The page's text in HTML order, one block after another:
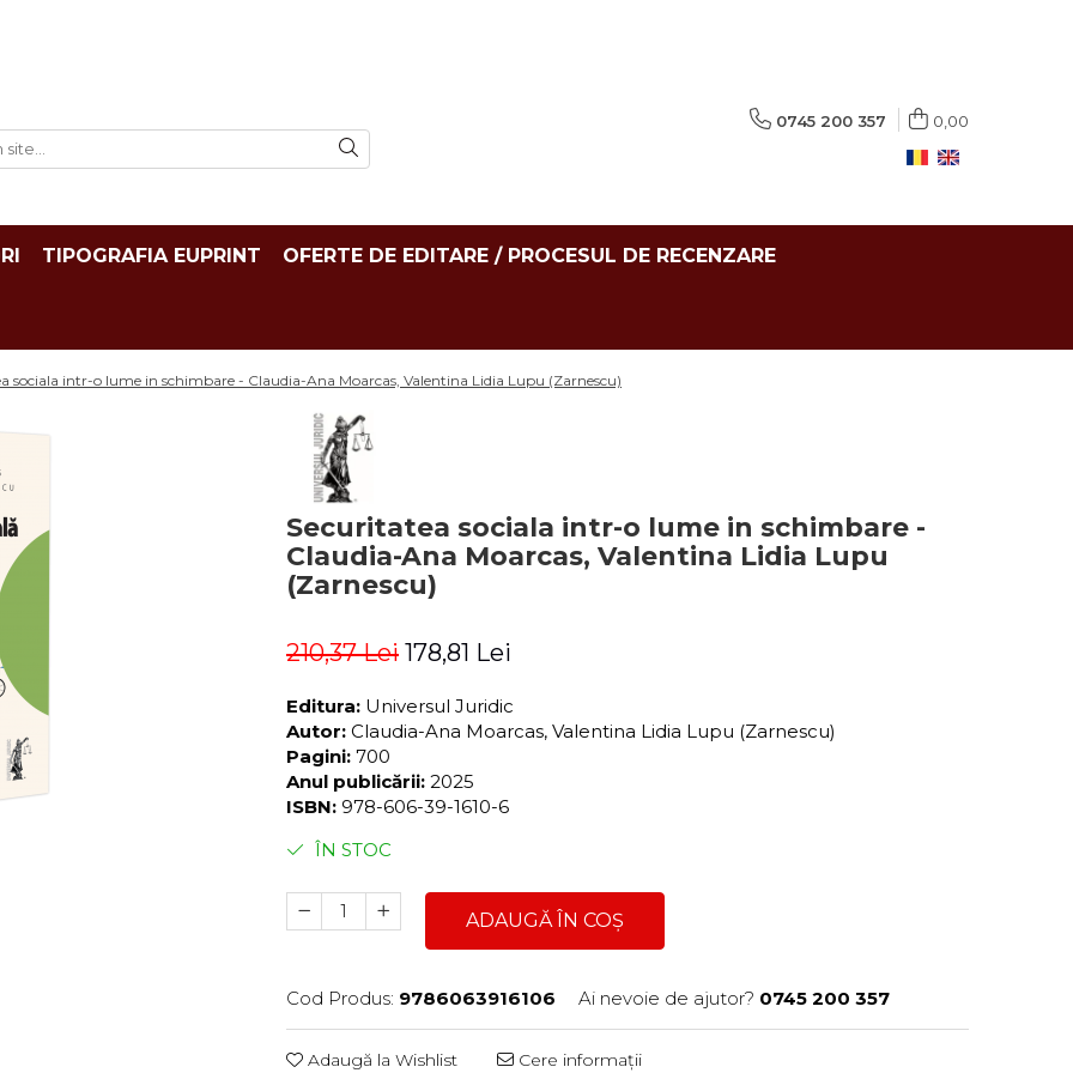
0745 200 357 0,00
TIPOGRAFIA EUPRINT OFERTE DE EDITARE / PROCESUL DE RECENZARE
sociala intr-o lume in schimbare - Claudia-Ana Moarcas, Valentina Lidia Lupu (Zarnescu)
Securitatea sociala intr-o lume in schimbare -
Claudia-Ana Moarcas, Valentina Lidia Lupu
(Zarnescu)
210,37 Lei 178,81 Lei
Editura: Universul Juridic
Autor: Claudia-Ana Moarcas, Valentina Lidia Lupu (Zarnescu)
Pagini: 700
Anul publicării: 2025
ISBN: 978-606-39-1610-6
ÎN STOC
ADAUGĂ ÎN COȘ
Cod Produs: 9786063916106 Ai nevoie de ajutor? 0745 200 357
Adaugă la Wishlist Cere informații